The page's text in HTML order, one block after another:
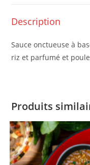
Description
Sauce onctueuse à
riz et parfumé et
Produits